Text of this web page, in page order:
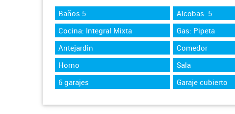
Baños:5 Alcobas: 5
Cocina: Integral Mixta
Gas: Pipeta
Antejardin
Comedor
Horno
Sala
6 garajes
Garaje cubierto